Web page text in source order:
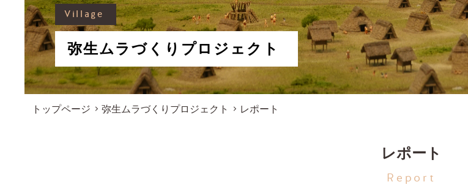
Village
弥生ムラづくりプロジェクト
トップページ 弥生ムラづくりプロジェクト レポート
レポート
Report